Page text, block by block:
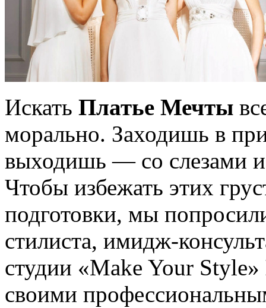
Искать Платье Мечты
морально. Заходишь в
выходишь — со слезами
Чтобы избежать этих
подготовки, мы
стилиста, имидж-
студии «Make Your Style»
своими